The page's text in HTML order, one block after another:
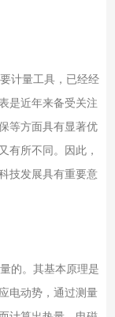
计量工具，已经经
是近年来备受关注
等方面具有显著优
有所不同。因此，
技发展具有重要意
的。其基本原理是
电动势，通过测量